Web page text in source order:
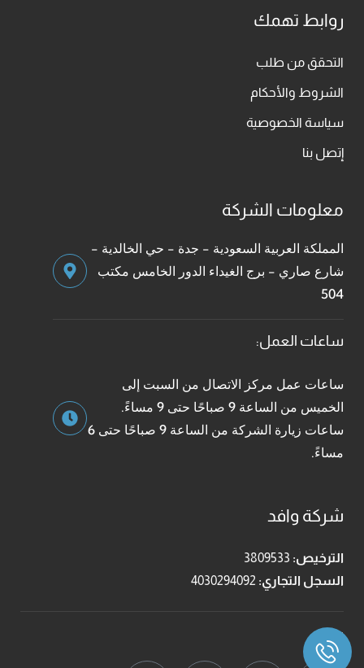
روابط تهمك
التحقق من طلب
الشروط والأحكام
سياسة الخصوصية
إتصل بنا
معلومات الشركة
المملكة العربية السعودية - جدة - حي الخالدية -
شارع صاري - برج الغيداء الدور الخامس مكتب
504
ساعات العمل:
ساعات عمل مركز الاتصال من السبت إلى
الخميس من الساعة 9 صباحًا حتى 9 مساءً.
ساعات زيارة الشركة من الساعة 9 صباحًا حتى 6
مساءً.
شركة وافد
الترخيص: 3809533
السجل التجاري: 4030294092
تابعنا: